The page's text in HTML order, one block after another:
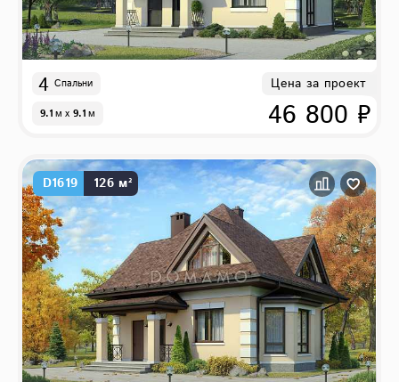
4 Спальни
9.1м x 9.1м
Цена за проект
46 800 ₽
D1619 126 м²